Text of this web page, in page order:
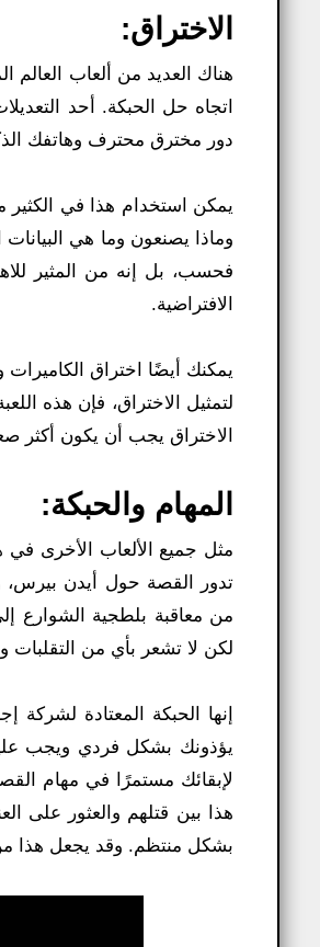
الاختراق:
هناك العديد من ألعاب
دور مخترق محترف وهاتفك
يمكن استخدام هذا في
وماذا يصنعون وما هي
فحسب، بل إنه من المثير
الافتراضية.
يمكنك أيضًا اختراق
لتمثيل الاختراق، فإن هذه
الاختراق يجب أن يكون أكثر
المهام والحبكة:
تدور القصة حول أيدن بيرس،
من معاقبة بلطجية الشوارع
لكن لا تشعر بأي من التقلبات
إنها الحبكة المعتادة
يؤذونك بشكل فردي ويجب
لإبقائك مستمرًا في مهام
هذا بين قتلهم والعثور على
بشكل منتظم. وقد يجعل هذا